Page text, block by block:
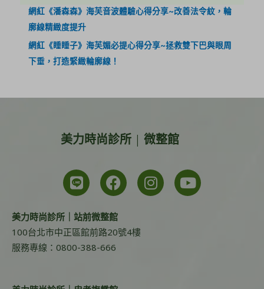
網紅《潘森森》海芙音波體驗心得分享~改善法令紋，輪
廓線精緻度提升
網紅《睡睡子》海芙媚必提心得分享~拯救雙下巴與眼周
下垂，打造緊緻輪廓線！
美力時尚診所 | 微整館
美力時尚診所｜站前微整館
100台北市中正區館前路20號4樓
服務專線：0800-388-666